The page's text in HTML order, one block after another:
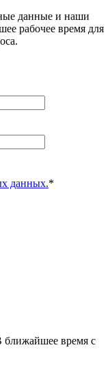
данные и наши
рабочее время для
данных.*
ближайшее время с